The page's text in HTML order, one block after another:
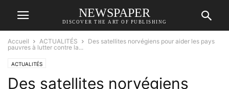
NEWSPAPER
DISCOVER THE ART OF PUBLISHING
Accueil ACTUALITÉS
Des satellites norvégiens pour aider les pays
pauvres à lutter contre la...
ACTUALITÉS
Des satellites norvégiens